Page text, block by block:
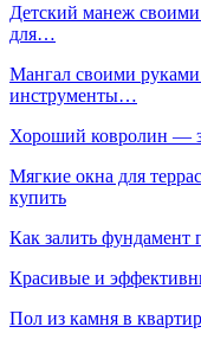
Детский манеж
для…
Мангал своими руками
инструменты…
Хороший ковролин —
Мягкие окна для
купить
Как залить
Красивые и
Пол из камня в